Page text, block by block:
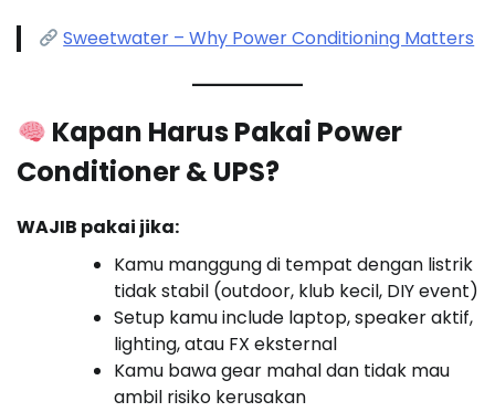
Sweetwater – Why Power Conditioning Matters
Kapan Harus Pakai Power
Conditioner & UPS?
WAJIB pakai jika:
Kamu manggung di tempat dengan listrik
tidak stabil (outdoor, klub kecil, DIY event)
Setup kamu include laptop, speaker aktif,
lighting, atau FX eksternal
Kamu bawa gear mahal dan tidak mau
ambil risiko kerusakan